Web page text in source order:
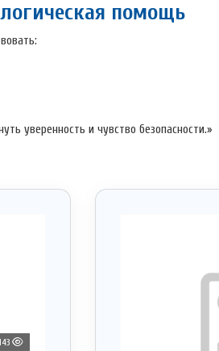
помощь
уверенность и чувство безопасности.»